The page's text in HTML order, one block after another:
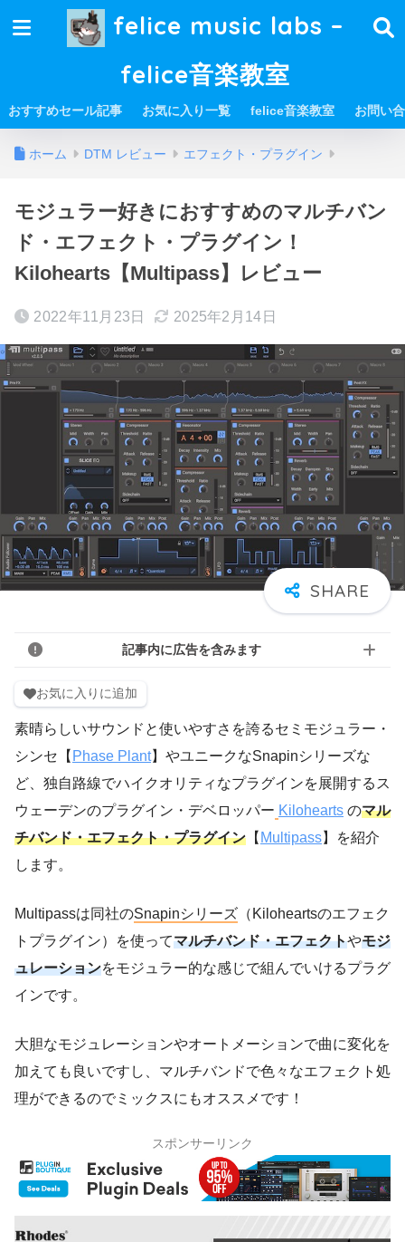
felice music labs –
felice音楽教室
おすすめセール記事 お気に入り一覧 felice音楽教室 お問い
ホーム DTM レビュー エフェクト・プラグイン
モジュラー好きにおすすめのマルチバン
ド・エフェクト・プラグイン！
Kilohearts【Multipass】レビュー
2022年11月23日 2025年2月14日
記事内に広告を含みます
お気に入りに追加
素晴らしいサウンドと使いやすさを誇るセミモジュラー・
シンセ【 Phase Plant】やユニークなSnapinシリーズな
ど、独自路線でハイクオリティなプラグインを展開するス
ウェーデンのプラグイン・デベロッパー Kilohearts のマル
チバンド・エフェクト・プラグイン 【 Multipass】を紹介
します。
Multipassは同社のSnapinシリーズ （Kiloheartsのエフェク
トプラグイン）を使ってマルチバンド・エフェクトやモジ
ュレーションをモジュラー的な感じで組んでいけるプラグ
インです。
大胆なモジュレーションやオートメーションで曲に変化を
加えても良いですし、マルチバンドで色々なエフェクト処
理ができるのでミックスにもオススメです！
スポンサーリンク